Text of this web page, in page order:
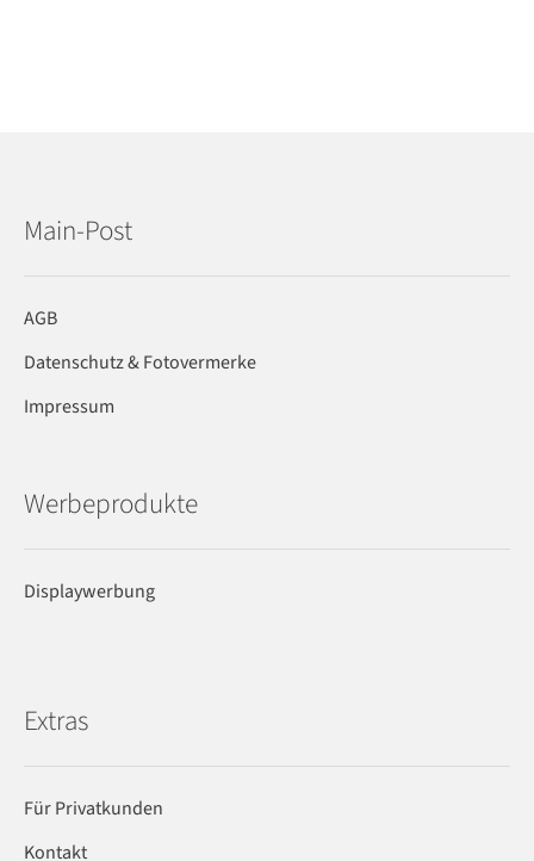
Main-Post
AGB
Datenschutz & Fotovermerke
Impressum
Werbeprodukte
Displaywerbung
Extras
Für Privatkunden
Kontakt